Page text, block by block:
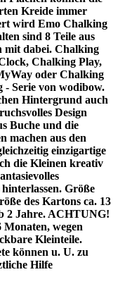
Kreide immer
wird Emo Chalking
sind 8 Teile aus
mit dabei. Chalking
Chalking Play,
oder Chalking
Serie von wodibow.
Hintergrund auch
Design
Buche und die
machen aus den
einzigartige
die Kleinen kreativ
Größe
des Kartons ca. 13
2 Jahre. ACHTUNG!
wegen
Kleinteile.
können u. U. zu
Hilfe